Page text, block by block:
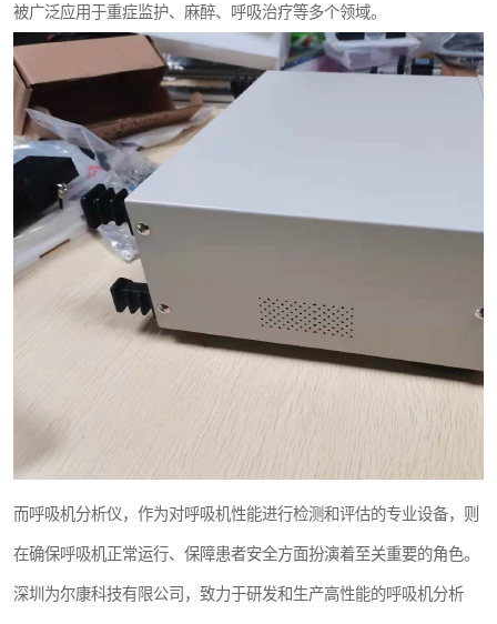
被广泛应用于重症监护、麻醉、呼吸治疗等多个领域。
而呼吸机分析仪，作为对呼吸机性能进行检测和评估的专业设备，则
在确保呼吸机正常运行、保障患者安全方面扮演着至关重要的角色。
深圳为尔康科技有限公司，致力于研发和生产高性能的呼吸机分析